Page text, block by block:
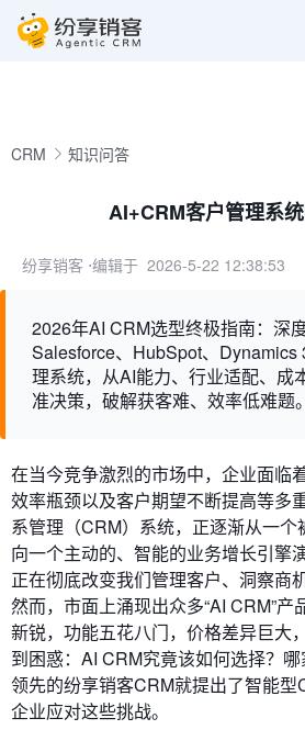
CRM 知识问答
AI+CRM客户管理系统
纷享销客 ⋅编辑于 2026-5-22 12:38:53
2026年AI CRM选型终极指南：深
Salesforce、HubSpot、Dynamics
理系统，从AI能力、行业适配、成
准决策，破解获客难、效率低难题。
在当今竞争激烈的市场中，企业面临
效率瓶颈以及客户期望不断提高等多
系管理（CRM）系统，正逐渐从一个
向一个主动的、智能的业务增长引擎
正在彻底改变我们管理客户、洞察商
然而，市面上涌现出众多“AI CRM”产
新锐，功能五花八门，价格差异巨大
到困惑：AI CRM究竟该如何选择？
领先的纷享销客CRM就提出了智能
企业应对这些挑战。